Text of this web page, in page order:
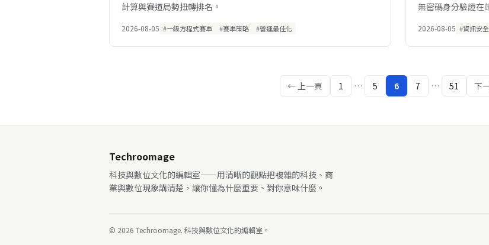
計算與賽道局勢扭轉排名。
2026-08-05 #一級方程式賽車 #賽車策略 #營運最佳化
無密碼身分驗證在
2026-08-05 #資訊安全
← 上一頁 1 … 5 6 7 … 51 下
Techroomage
科技與數位文化的編輯室——用清晰的觀點把複雜的科技、商
業與數位現象講清楚，讓你懂為什麼重要、對你意味什麼。
© 2026 Techroomage. 科技與數位文化的編輯室。